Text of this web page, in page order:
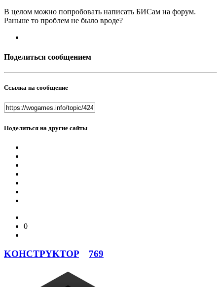
В целом можно попробовать написать БИСам на форум.
Раньше то проблем не было вроде?
Поделиться сообщением
Ссылка на сообщение
Поделиться на другие сайты
0
KOHCTPYKTOP 769